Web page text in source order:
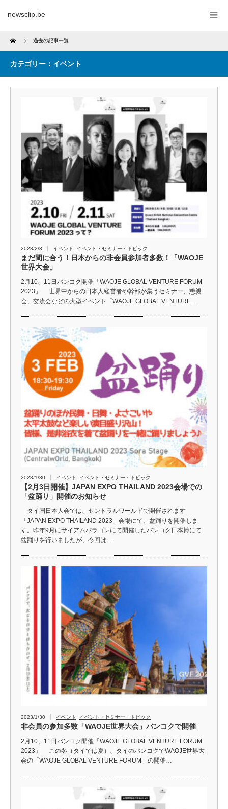
newsclip.be
Home 過去の記事一覧
カテゴリー：イベント
2023/2/3 イベント イベント・セミナー・トピック
まだ間に合う！日本からの非会員参加者多数！「WAOJE
世界大会」
2月10、11日バンコク開催「WAOJE GLOBAL VENTURE FORUM
2023」 世界中からの日本人経営者や幹部が集うセミナー、懇親
会、交流会などの大型イベント「WAOJE GLOBAL VENTURE…
2023/1/30 イベント イベント・セミナー・トピック
【2月3日開催】JAPAN EXPO THAILAND 2023会場での
「盆踊り」開催のお知らせ
タイ国日本人会では、セントラルワールドで開催されます
「JAPAN EXPO THAILAND 2023」会場にて、盆踊りを開催しま
す。昨年9月にサイアムパラゴンにて開催したバンコク日本博にて
盆踊りを行いましたが、今回は…
2023/1/30 イベント イベント・セミナー・トピック
非会員の参加多数「WAOJE世界大会」バンコクで開催
2月10、11日バンコク開催「WAOJE GLOBAL VENTURE FORUM
2023」 この冬（タイでは夏）、タイのバンコクでWAOJE世界大
会の「WAOJE GLOBAL VENTURE FORUM」の開催…